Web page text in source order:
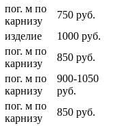
пог. м по
карнизу
750 руб.
изделие
1000 руб.
пог. м по
карнизу
850 руб.
пог. м по
карнизу
900-1050
руб.
пог. м по
карнизу
850 руб.